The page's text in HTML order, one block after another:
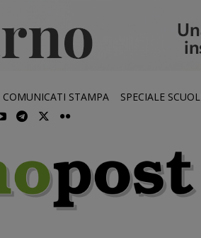
COMUNICATI STAMPA SPECIALE